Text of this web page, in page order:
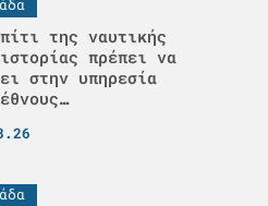
της ναυτικής
πρέπει να
στην υπηρεσία